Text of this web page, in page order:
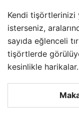
Kendi tişörtlerinizi
isterseniz,
sayıda eğlenceli
tişörtlerde
kesinlikle harikalar.